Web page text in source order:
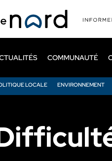
LOCALE ENVIRONNEMENT
COMMUNAUTÉ